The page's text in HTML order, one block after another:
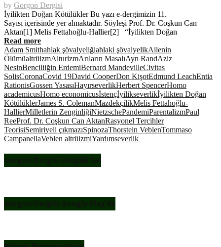
by Gorgon Dergisi
İyilikten Doğan Kötülükler Bu yazı e-dergimizin 11.
Sayısı içerisinde yer almaktadır. Söyleşi Prof. Dr. Coşkun Can
Aktan[1] Melis Fettahoğlu-Hallier[2] “İyilikten Doğan
Read more
Adam Smithahlak şövalyeliğiahlaki şövalyelikAilenin
ÖlümüaltrüizmAlturizmArıların MasalıAyn RandAziz
NesinBenciliiğin ErdemiBernard MandevilleCivitas
SolisCoronaCovid 19David CooperDon KişotEdmund LeachEntia
RationisGossen YasasıHayırseverlikHerbert SpencerHomo
academicusHomo economicusİstençİyilikseverlikİyilikten Doğan
KötülüklerJames S. ColemanMazdekçilikMelis Fettahoğlu-
HallierMilletlerin ZenginliğiNietzschePandemiParentalizmPaul
ReeProf. Dr. Coşkun Can AktanRasyonel Tercihler
TeorisiSemiriyeli çıkmazıSpinozaThorstein VeblenTommaso
CampanellaVeblen altrüizmiYardımseverlik
Gorgon Dergisi Dergilik’te!
Gorgon Dergisi Google Play’de